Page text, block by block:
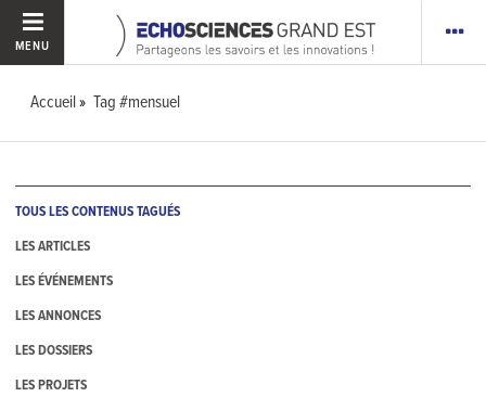
MENU
Accueil Tag #mensuel
TOUS LES CONTENUS TAGUÉS
LES ARTICLES
LES ÉVÉNEMENTS
LES ANNONCES
LES DOSSIERS
LES PROJETS